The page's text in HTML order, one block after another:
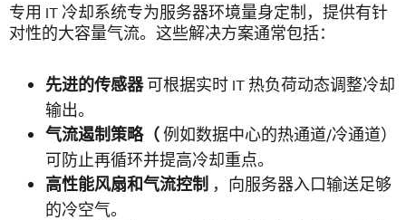
专用 IT 冷却系统专为服务器环境量身定制，提供有针
对性的大容量气流。这些解决方案通常包括：
先进的传感器可根据实时 IT 热负荷动态调整冷却
输出。
气流遏制策略（例如数据中心的热通道/冷通道）
可防止再循环并提高冷却重点。
高性能风扇和气流控制 ，向服务器入口输送足够
的冷空气。